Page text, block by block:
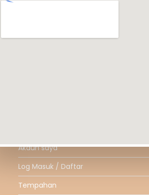
Akaun saya
Log Masuk / Daftar
Tempahan